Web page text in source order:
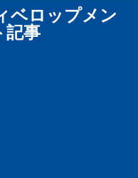
ベロップメン
記事